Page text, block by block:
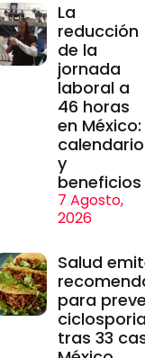
La
reducción
de la
jornada
laboral a
46 horas
en México:
calendario
y
beneficios
7 Agosto,
2026
Salud emite
para
tras 33